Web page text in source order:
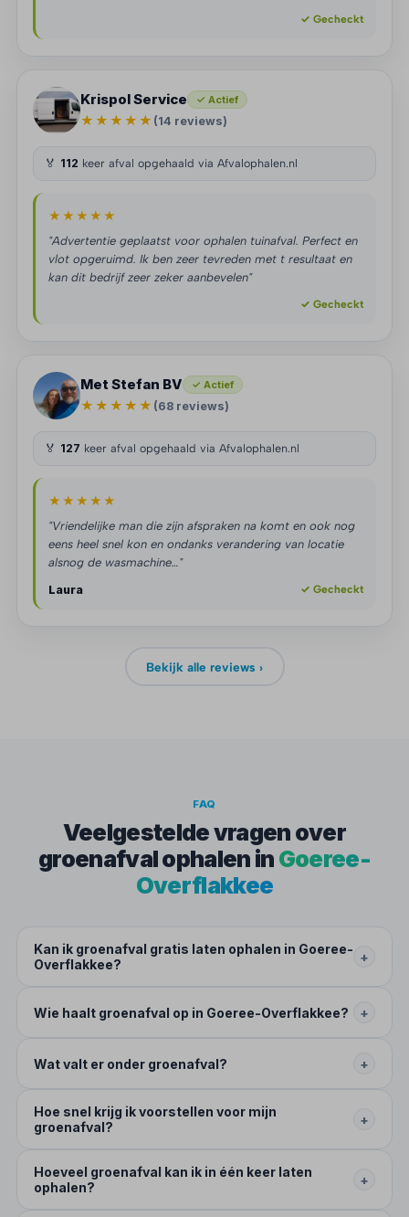
✓ Gecheckt
Krispol Service ✓ Actief
★★★★★ (14 reviews)
🏅 112 keer afval opgehaald via Afvalophalen.nl
★★★★★
"Advertentie geplaatst voor ophalen tuinafval. Perfect en
vlot opgeruimd. Ik ben zeer tevreden met t resultaat en
kan dit bedrijf zeer zeker aanbevelen"
✓ Gecheckt
Met Stefan BV ✓ Actief
★★★★★ (68 reviews)
🏅 127 keer afval opgehaald via Afvalophalen.nl
★★★★★
"Vriendelijke man die zijn afspraken na komt en ook nog
eens heel snel kon en ondanks verandering van locatie
alsnog de wasmachine…"
Laura
✓ Gecheckt
Bekijk alle reviews ›
FAQ
Veelgestelde vragen over
groenafval ophalen in Goeree-
Overflakkee
Kan ik groenafval gratis laten ophalen in Goeree-
Overflakkee?
+
Wie haalt groenafval op in Goeree-Overflakkee? +
Wat valt er onder groenafval? +
Hoe snel krijg ik voorstellen voor mijn
groenafval?
+
Hoeveel groenafval kan ik in één keer laten
ophalen?
+